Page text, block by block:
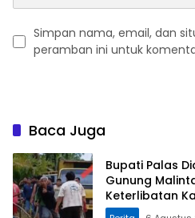
Simpan nama, email, dan
peramban ini untuk
Baca Juga
Bupati Palas
Gunung
Keterlibatan
Dusun Balaka